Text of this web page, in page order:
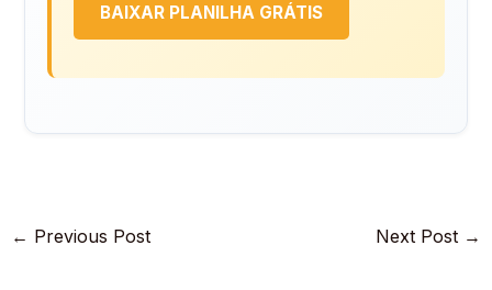
BAIXAR PLANILHA GRÁTIS
← Previous Post Next Post →